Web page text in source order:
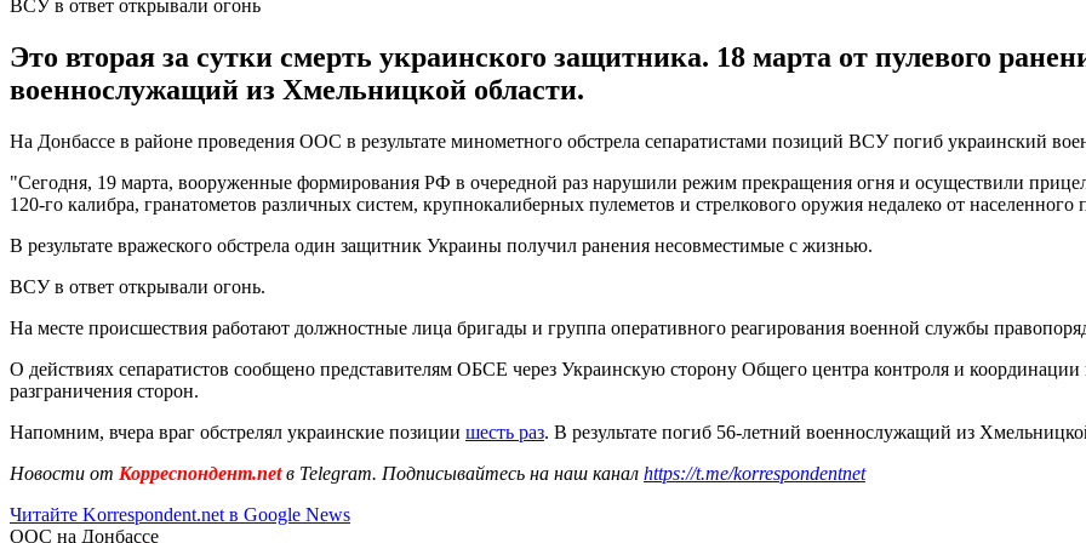
ВСУ в ответ открывали огонь
Это вторая за сутки смерть украинского защитника. 18 марта от пулевого
военнослужащий из Хмельницкой области.
На Донбассе в районе проведения ООС в результате минометного обстрела сепаратистами позиций ВСУ погиб украинский
"Сегодня, 19 марта, вооруженные формирования РФ в очередной раз нарушили режим прекращения огня и осуществили
120-го калибра, гранатометов различных систем, крупнокалиберных пулеметов и стрелкового оружия недалеко от
В результате вражеского обстрела один защитник Украины получил ранения несовместимые с жизнью.
ВСУ в ответ открывали огонь.
На месте происшествия работают должностные лица бригады и группа оперативного реагирования военной службы
О действиях сепаратистов сообщено представителям ОБСЕ через Украинскую сторону Общего центра контроля и
разграничения сторон.
Напомним, вчера враг обстрелял украинские позиции шесть раз. В результате погиб 56-летний военнослужащий из
Новости от Корреспондент.netв Telegram. Подписывайтесь на наш канал https://t.me/korrespondentnet
Читайте Korrespondent.net в Google News
ООС на Донбассе